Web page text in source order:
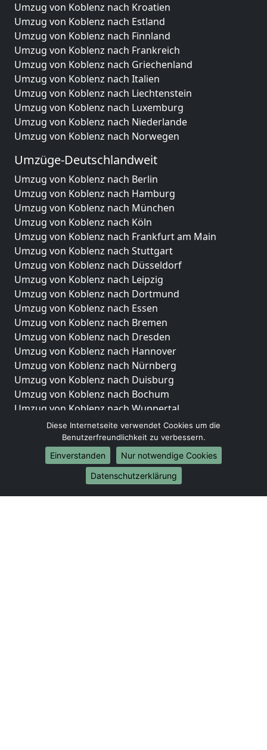
Umzug von Koblenz nach Kroatien
Umzug von Koblenz nach Estland
Umzug von Koblenz nach Finnland
Umzug von Koblenz nach Frankreich
Umzug von Koblenz nach Griechenland
Umzug von Koblenz nach Italien
Umzug von Koblenz nach Liechtenstein
Umzug von Koblenz nach Luxemburg
Umzug von Koblenz nach Niederlande
Umzug von Koblenz nach Norwegen
Umzüge-Deutschlandweit
Umzug von Koblenz nach Berlin
Umzug von Koblenz nach Hamburg
Umzug von Koblenz nach München
Umzug von Koblenz nach Köln
Umzug von Koblenz nach Frankfurt am Main
Umzug von Koblenz nach Stuttgart
Umzug von Koblenz nach Düsseldorf
Umzug von Koblenz nach Leipzig
Umzug von Koblenz nach Dortmund
Umzug von Koblenz nach Essen
Umzug von Koblenz nach Bremen
Umzug von Koblenz nach Dresden
Umzug von Koblenz nach Hannover
Umzug von Koblenz nach Nürnberg
Umzug von Koblenz nach Duisburg
Umzug von Koblenz nach Bochum
Umzug von Koblenz nach Wuppertal
Umzug von Koblenz nach Bielefeld
Umzug von Koblenz nach Bonn
Umzug von Koblenz nach Münster
Internationale-Umzüge
Umzug von Koblenz nach Brasilien
Diese Internetseite verwendet Cookies um die
Benutzerfreundlichkeit zu verbessern.
Einverstanden
Nur notwendige Cookies
Datenschutzerklärung